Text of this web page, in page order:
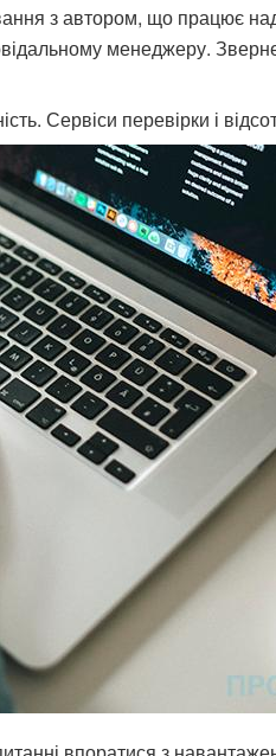
з автором, що працює
менеджеру.
Сервіси перевірки і